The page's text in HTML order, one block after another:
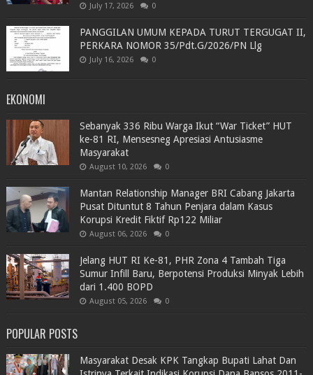
July 17, 2026 0
PANGGILAN UMUM KEPADA TURUT TERGUGAT II,
PERKARA NOMOR 35/Pdt.G/2026/PN Llg
July 16, 2026 0
EKONOMI
Sebanyak 336 Ribu Warga Ikut “War Ticket” HUT
ke-81 RI, Mensesneg Apresiasi Antusiasme
Masyarakat
August 10, 2026 0
Mantan Relationship Manager BRI Cabang Jakarta
Pusat Dituntut 8 Tahun Penjara dalam Kasus
Korupsi Kredit Fiktif Rp122 Miliar
August 06, 2026 0
Jelang HUT RI Ke-81, PHR Zona 4 Tambah Tiga
Sumur Infill Baru, Berpotensi Produksi Minyak Lebih
dari 1.400 BOPD
August 05, 2026 0
POPULAR POSTS
Masyarakat Desak KPK Tangkap Bupati Lahat Dan